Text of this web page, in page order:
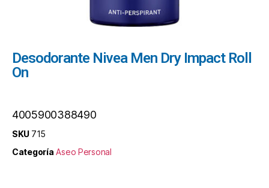
Desodorante Nivea Men Dry Impact Roll
On
4005900388490
SKU 715
Categoría Aseo Personal